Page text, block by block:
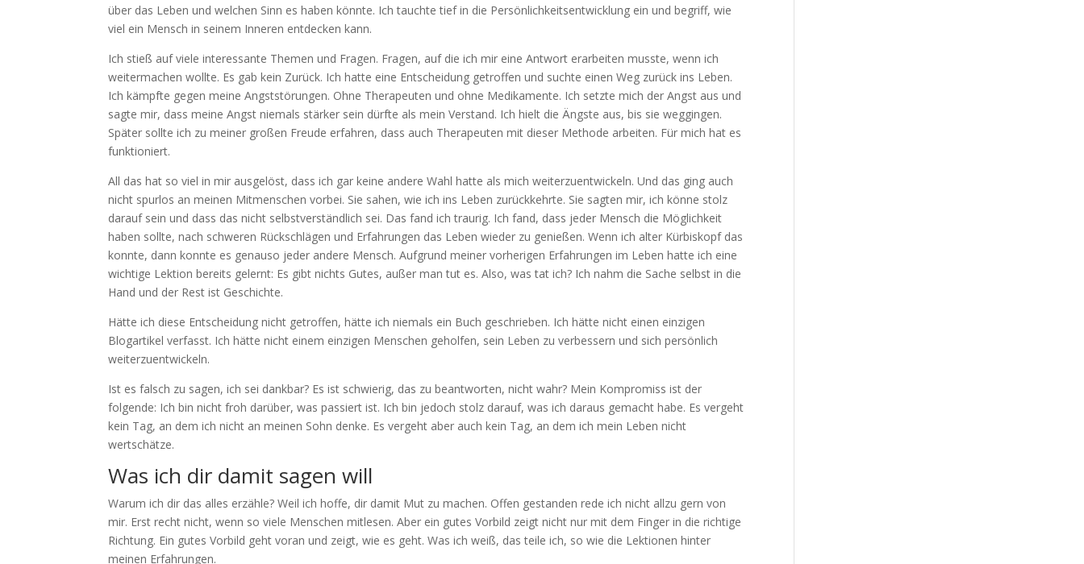
über das Leben und welchen Sinn es haben könnte. Ich tauchte tief in die Persönlichkeitsentwicklung ein und begriff, wie
viel ein Mensch in seinem Inneren entdecken kann.
Ich stieß auf viele interessante Themen und Fragen. Fragen, auf die ich mir eine Antwort erarbeiten musste, wenn ich
weitermachen wollte. Es gab kein Zurück. Ich hatte eine Entscheidung getroffen und suchte einen Weg zurück ins Leben.
Ich kämpfte gegen meine Angststörungen. Ohne Therapeuten und ohne Medikamente. Ich setzte mich der Angst aus und
sagte mir, dass meine Angst niemals stärker sein dürfte als mein Verstand. Ich hielt die Ängste aus, bis sie weggingen.
Später sollte ich zu meiner großen Freude erfahren, dass auch Therapeuten mit dieser Methode arbeiten. Für mich hat es
funktioniert.
All das hat so viel in mir ausgelöst, dass ich gar keine andere Wahl hatte als mich weiterzuentwickeln. Und das ging auch
nicht spurlos an meinen Mitmenschen vorbei. Sie sahen, wie ich ins Leben zurückkehrte. Sie sagten mir, ich könne stolz
darauf sein und dass das nicht selbstverständlich sei. Das fand ich traurig. Ich fand, dass jeder Mensch die Möglichkeit
haben sollte, nach schweren Rückschlägen und Erfahrungen das Leben wieder zu genießen. Wenn ich alter Kürbiskopf das
konnte, dann konnte es genauso jeder andere Mensch. Aufgrund meiner vorherigen Erfahrungen im Leben hatte ich eine
wichtige Lektion bereits gelernt: Es gibt nichts Gutes, außer man tut es. Also, was tat ich? Ich nahm die Sache selbst in die
Hand und der Rest ist Geschichte.
Hätte ich diese Entscheidung nicht getroffen, hätte ich niemals ein Buch geschrieben. Ich hätte nicht einen einzigen
Blogartikel verfasst. Ich hätte nicht einem einzigen Menschen geholfen, sein Leben zu verbessern und sich persönlich
weiterzuentwickeln.
Ist es falsch zu sagen, ich sei dankbar? Es ist schwierig, das zu beantworten, nicht wahr? Mein Kompromiss ist der
folgende: Ich bin nicht froh darüber, was passiert ist. Ich bin jedoch stolz darauf, was ich daraus gemacht habe. Es vergeht
kein Tag, an dem ich nicht an meinen Sohn denke. Es vergeht aber auch kein Tag, an dem ich mein Leben nicht
wertschätze.
Was ich dir damit sagen will
Warum ich dir das alles erzähle? Weil ich hoffe, dir damit Mut zu machen. Offen gestanden rede ich nicht allzu gern von
mir. Erst recht nicht, wenn so viele Menschen mitlesen. Aber ein gutes Vorbild zeigt nicht nur mit dem Finger in die richtige
Richtung. Ein gutes Vorbild geht voran und zeigt, wie es geht. Was ich weiß, das teile ich, so wie die Lektionen hinter
meinen Erfahrungen.